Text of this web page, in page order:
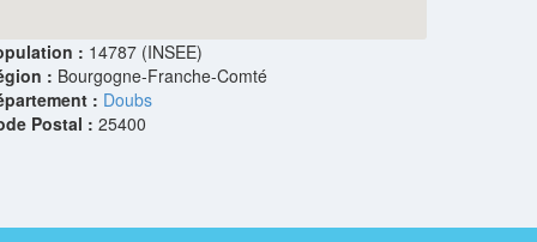
: 14787 (INSEE)
: Bourgogne-Franche-Comté
: Doubs
Postal : 25400